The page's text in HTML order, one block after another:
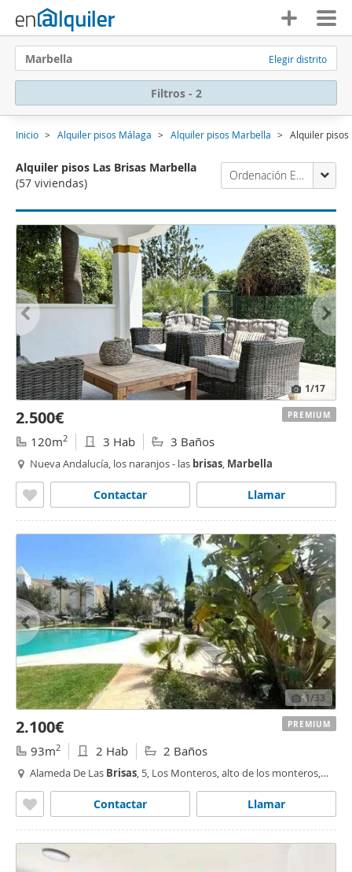
Marbella Elegir distrito
Filtros - 2
Inicio Alquiler pisos Málaga Alquiler pisos Marbella Alquiler
Alquiler pisos Las Brisas Marbella
(57 viviendas)
Ordenación Enalquiler
1/17
2.500€
120m2 3 Hab 3 Baños
Nueva Andalucía, los naranjos - las brisas, Marbella
Llamar
Contactar
PREMIUM
1/33
2.100€
93m2 2 Hab 2 Baños
Alameda De Las Brisas, 5, Los Monteros, alto de los monteros,
Llamar
Contactar
PREMIUM